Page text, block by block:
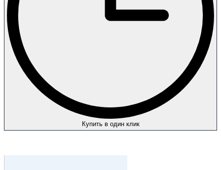
Купить в один клик